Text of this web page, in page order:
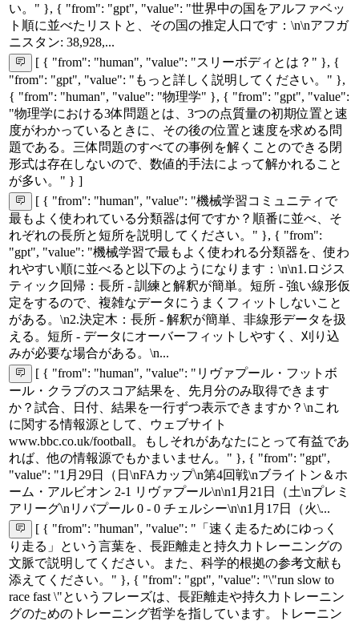
い。" }, { "from": "gpt", "value": "世界中の国をアルファベッ
ト順に並べたリストと、その国の推定人口です：\n\nアフガ
ニスタン: 38,928,...
[ { "from": "human", "value": "スリーボディとは？" }, {
"from": "gpt", "value": "もっと詳しく説明してください。" },
{ "from": "human", "value": "物理学" }, { "from": "gpt", "value":
"物理学における3体問題とは、3つの点質量の初期位置と速
度がわかっているときに、その後の位置と速度を求める問
題である。三体問題のすべての事例を解くことのできる閉
形式は存在しないので、数値的手法によって解かれること
が多い。" } ]
[ { "from": "human", "value": "機械学習コミュニティで
最もよく使われている分類器は何ですか？順番に並べ、そ
れぞれの長所と短所を説明してください。" }, { "from":
"gpt", "value": "機械学習で最もよく使われる分類器を、使わ
れやすい順に並べると以下のようになります：\n\n1.ロジス
ティック回帰：長所 - 訓練と解釈が簡単。短所 - 強い線形仮
定をするので、複雑なデータにうまくフィットしないこと
がある。\n2.決定木：長所 - 解釈が簡単、非線形データを扱
える。短所 - データにオーバーフィットしやすく、刈り込
みが必要な場合がある。\n...
[ { "from": "human", "value": "リヴァプール・フットボ
ール・クラブのスコア結果を、先月分のみ取得できます
か？試合、日付、結果を一行ずつ表示できますか？\nこれ
に関する情報源として、ウェブサイト
www.bbc.co.uk/football。もしそれがあなたにとって有益であ
れば、他の情報源でもかまいません。" }, { "from": "gpt",
"value": "1月29日（日\nFAカップ\n第4回戦\nブライトン＆ホ
ーム・アルビオン 2-1 リヴァプール\n\n1月21日（土\nプレミ
アリーグ\nリバプール 0 - 0 チェルシー\n\n1月17日（火\...
[ { "from": "human", "value": "「速く走るためにゆっく
り走る」という言葉を、長距離走と持久力トレーニングの
文脈で説明してください。また、科学的根拠の参考文献も
添えてください。" }, { "from": "gpt", "value": "\"run slow to
race fast \"というフレーズは、長距離走や持久力トレーニン
グのためのトレーニング哲学を指しています。トレーニン